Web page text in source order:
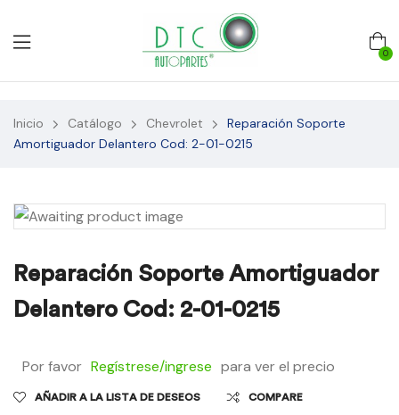
0
Inicio Catálogo Chevrolet
Reparación Soporte
Amortiguador Delantero Cod: 2-01-0215
Reparación Soporte Amortiguador
Delantero Cod: 2-01-0215
Por favor Regístrese/ingrese para ver el precio
AÑADIR A LA LISTA DE DESEOS COMPARE